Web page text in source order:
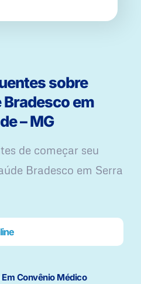
sobre
Bradesco em
– MG
de começar seu
Bradesco em Serra
Convênio Médico